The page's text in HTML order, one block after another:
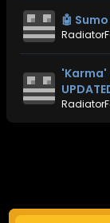
🤖
'Karma'